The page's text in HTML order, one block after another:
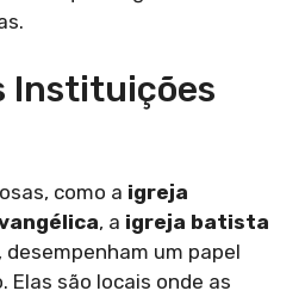
Instituições
como a igreja
, a igreja batista
, desempenham um papel
são locais onde as